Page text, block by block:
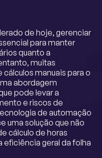
de hoje, gerenciar
para manter
quanto a
muitas
manuais para o
abordagem
pode levar a
e riscos de
de automação
uma solução que não
cálculo de horas
eficiência geral da folha